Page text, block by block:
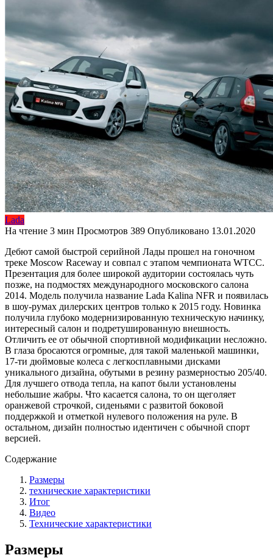
Lada
На чтение 3 мин Просмотров 389 Опубликовано 13.01.2020
Дебют самой быстрой серийной Лады прошел на гоночном
треке Moscow Raceway и совпал с этапом чемпионата WTCC.
Презентация для более широкой аудитории состоялась чуть
позже, на подмостях международного московского салона
2014. Модель получила название Lada Kalina NFR и появилась
в шоу-румах дилерских центров только к 2015 году. Новинка
получила глубоко модернизированную техническую начинку,
интересный салон и подретушированную внешность.
Отличить ее от обычной спортивной модификации несложно.
В глаза бросаются огромные, для такой маленькой машинки,
17-ти дюймовые колеса с легкосплавными дисками
уникального дизайна, обутыми в резину размерностью 205/40.
Для лучшего отвода тепла, на капот были установлены
небольшие жабры. Что касается салона, то он щеголяет
оранжевой строчкой, сиденьями с развитой боковой
поддержкой и отметкой нулевого положения на руле. В
остальном, дизайн полностью идентичен с обычной спорт
версией.
Содержание
Размеры
технические характеристики
Итог
Видео
Технические характеристики
Размеры